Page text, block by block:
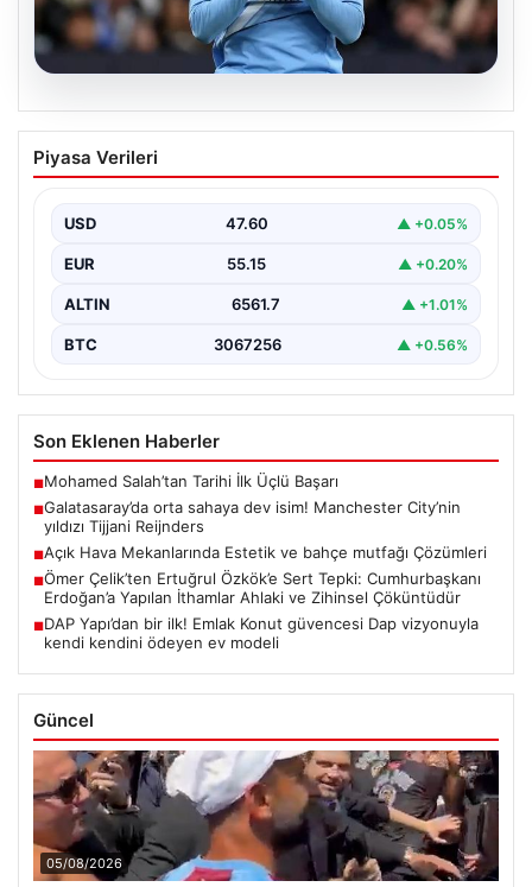
04.08.2026
Galatasaray’da orta sahaya dev isim!
Manchester City’nin yıldızı Tijjani
Piyasa Verileri
USD 47.60 ▲ +0.05%
EUR 55.15 ▲ +0.20%
ALTIN 6561.7 ▲ +1.01%
BTC 3067256 ▲ +0.56%
Son Eklenen Haberler
■Mohamed Salah’tan Tarihi İlk Üçlü Başarı
■Galatasaray’da orta sahaya dev isim! Manchester City’nin
yıldızı Tijjani Reijnders
■Açık Hava Mekanlarında Estetik ve bahçe mutfağı Çözümleri
■Ömer Çelik’ten Ertuğrul Özkök’e Sert Tepki: Cumhurbaşkanı
Erdoğan’a Yapılan İthamlar Ahlaki ve Zihinsel Çöküntüdür
■DAP Yapı’dan bir ilk! Emlak Konut güvencesi Dap vizyonuyla
kendi kendini ödeyen ev modeli
Güncel
05/08/2026